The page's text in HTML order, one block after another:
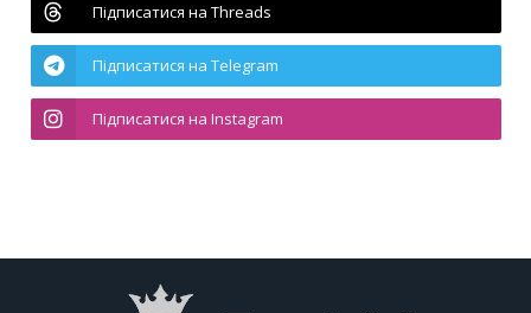
Підписатися на Threads
Підписатися на Telegram
Підписатися на Instagram